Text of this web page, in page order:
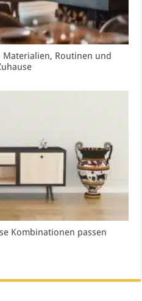
Routinen und
Kombinationen passen